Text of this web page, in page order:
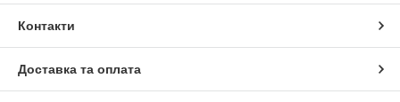
Контакти
Доставка та оплата